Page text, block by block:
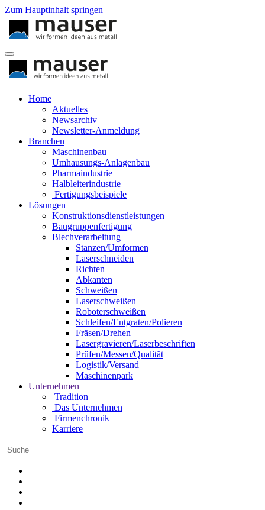
Zum Hauptinhalt springen
Home
Aktuelles
Newsarchiv
Newsletter-Anmeldung
Branchen
Maschinenbau
Umhausungs-Anlagenbau
Pharmaindustrie
Halbleiterindustrie
Fertigungsbeispiele
Lösungen
Konstruktionsdienstleistungen
Baugruppenfertigung
Blechverarbeitung
Stanzen/Umformen
Laserschneiden
Richten
Abkanten
Schweißen
Laserschweißen
Roboterschweißen
Schleifen/Entgraten/Polieren
Fräsen/Drehen
Lasergravieren/Laserbeschriften
Prüfen/Messen/Qualität
Logistik/Versand
Maschinenpark
Unternehmen
Tradition
Das Unternehmen
Firmenchronik
Karriere